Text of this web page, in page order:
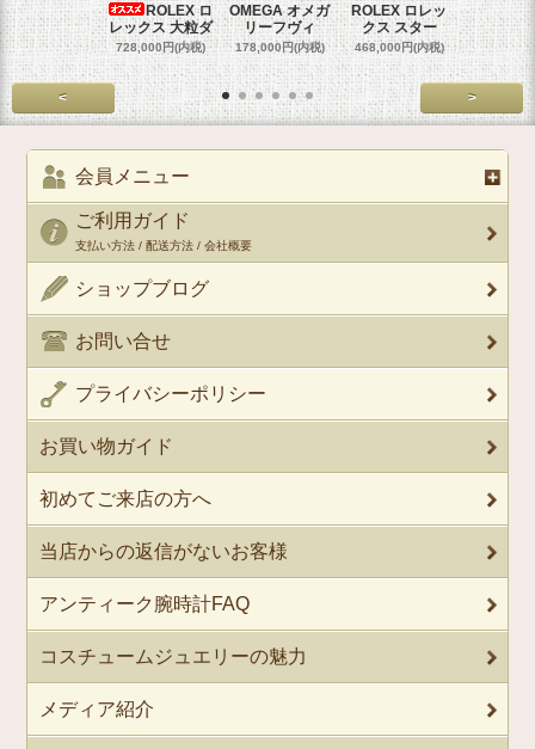
ROLEX ロ
レックス 大粒ダ
728,000円(内税)
OMEGA オメガ
リーフヴィ
178,000円(内税)
ROLEX ロレッ
クス スター
468,000円(内税)
ROLEX
クス
458,000円
< >
会員メニュー
ご利用ガイド
支払い方法 / 配送方法 / 会社概要
ショップブログ
お問い合せ
プライバシーポリシー
お買い物ガイド
初めてご来店の方へ
当店からの返信がないお客様
アンティーク腕時計FAQ
コスチュームジュエリーの魅力
メディア紹介